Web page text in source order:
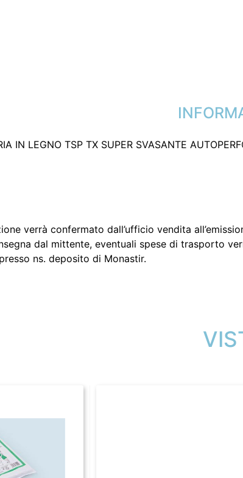
IN LEGNO TSP TX SUPER SVASANTE
verrà confermato dall’ufficio vendita
dal mittente, eventuali spese di trasporto
ns. deposito di Monastir.